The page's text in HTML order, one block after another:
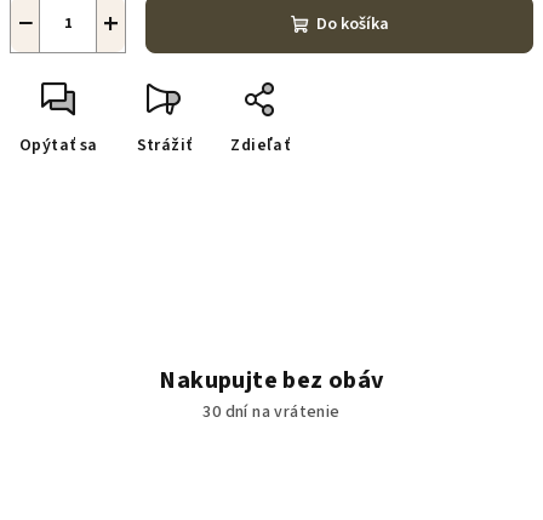
+
− Do košíka
Opýtať sa Strážiť Zdieľať
Nakupujte bez obáv
30 dní na vrátenie